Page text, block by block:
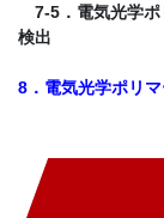
7-5．電気光学ポ
検出
8．電気光学ポリ